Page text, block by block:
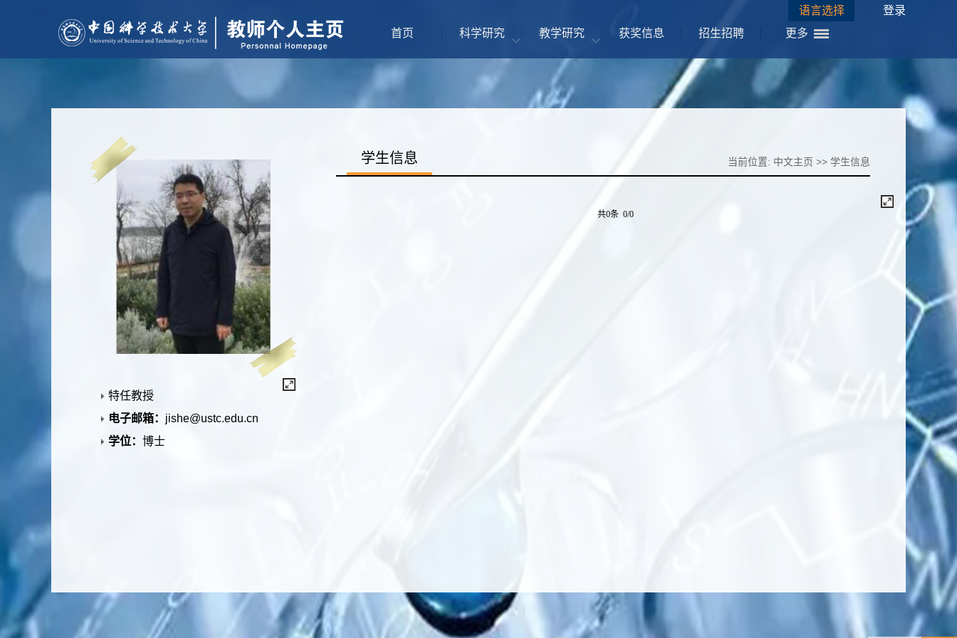
语言选择
首页
科学研究 教学研究 获奖信息 招生招聘 更多
登录
特任教授
电子邮箱： jishe@ustc.edu.cn
学位： 博士
学生信息 当前位置: 中文主页 >> 学生信息
共0条 0/0